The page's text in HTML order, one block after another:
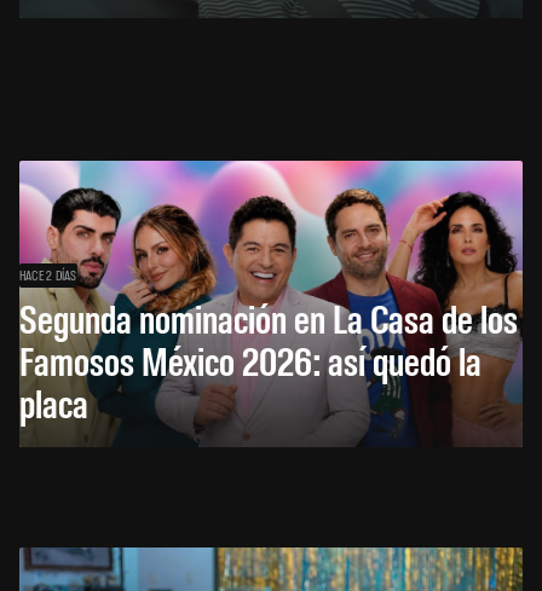
HACE 2 DÍAS
Segunda nominación en La Casa de los
Famosos México 2026: así quedó la
placa